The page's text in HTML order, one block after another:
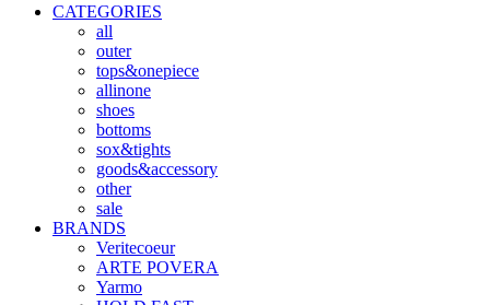
CATEGORIES
all
outer
tops&onepiece
allinone
shoes
bottoms
sox&tights
goods&accessory
other
sale
BRANDS
Veritecoeur
ARTE POVERA
Yarmo